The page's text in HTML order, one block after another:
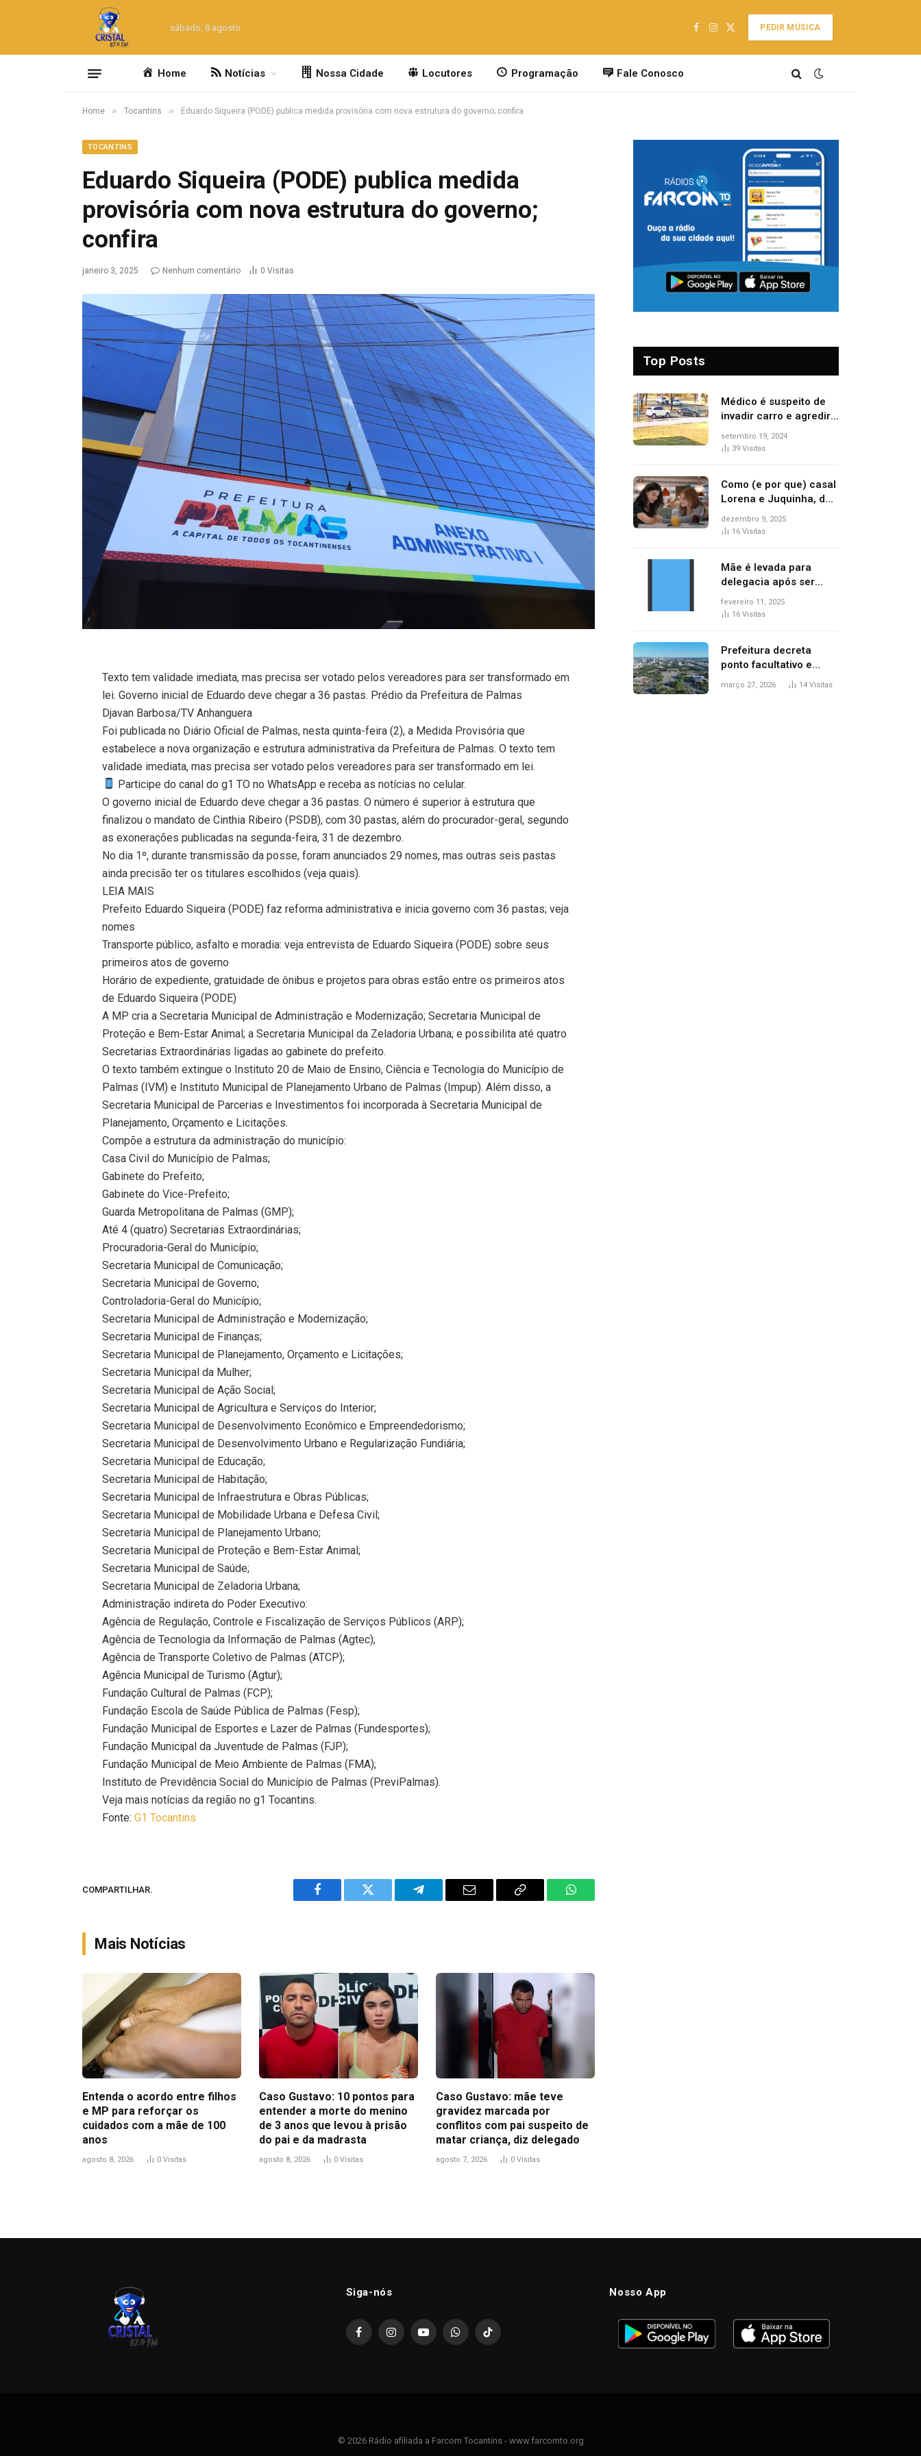
sábado, 8 agosto
Facebook
Instagram
X
PEDIR MÚSICA
Home Notícias Nossa Cidade Locutores Programação Fale Conosco
Home » Tocantins » Eduardo Siqueira (PODE) publica medida provisória com nova estrutura do governo; confira
TOCANTINS
Eduardo Siqueira (PODE) publica medida
provisória com nova estrutura do governo;
confira
janeiro 3, 2025 Nenhum comentário 0 Visitas
Texto tem validade imediata, mas precisa ser votado pelos vereadores para ser transformado em
lei. Governo inicial de Eduardo deve chegar a 36 pastas. Prédio da Prefeitura de Palmas
Djavan Barbosa/TV Anhanguera
Foi publicada no Diário Oficial de Palmas, nesta quinta-feira (2), a Medida Provisória que
estabelece a nova organização e estrutura administrativa da Prefeitura de Palmas. O texto tem
validade imediata, mas precisa ser votado pelos vereadores para ser transformado em lei.
Participe do canal do g1 TO no WhatsApp e receba as notícias no celular.
O governo inicial de Eduardo deve chegar a 36 pastas. O número é superior à estrutura que
finalizou o mandato de Cinthia Ribeiro (PSDB), com 30 pastas, além do procurador-geral, segundo
as exonerações publicadas na segunda-feira, 31 de dezembro.
No dia 1º, durante transmissão da posse, foram anunciados 29 nomes, mas outras seis pastas
ainda precisão ter os titulares escolhidos (veja quais).
LEIA MAIS
Prefeito Eduardo Siqueira (PODE) faz reforma administrativa e inicia governo com 36 pastas; veja
nomes
Transporte público, asfalto e moradia: veja entrevista de Eduardo Siqueira (PODE) sobre seus
primeiros atos de governo
Horário de expediente, gratuidade de ônibus e projetos para obras estão entre os primeiros atos
de Eduardo Siqueira (PODE)
A MP cria a Secretaria Municipal de Administração e Modernização; Secretaria Municipal de
Proteção e Bem-Estar Animal; a Secretaria Municipal da Zeladoria Urbana; e possibilita até quatro
Secretarias Extraordinárias ligadas ao gabinete do prefeito.
O texto também extingue o Instituto 20 de Maio de Ensino, Ciência e Tecnologia do Município de
Palmas (IVM) e Instituto Municipal de Planejamento Urbano de Palmas (Impup). Além disso, a
Secretaria Municipal de Parcerias e Investimentos foi incorporada à Secretaria Municipal de
Planejamento, Orçamento e Licitações.
Compõe a estrutura da administração do município:
Casa Civil do Município de Palmas;
Gabinete do Prefeito;
Gabinete do Vice-Prefeito;
Guarda Metropolitana de Palmas (GMP);
Até 4 (quatro) Secretarias Extraordinárias;
Procuradoria-Geral do Município;
Secretaria Municipal de Comunicação;
Secretaria Municipal de Governo;
Controladoria-Geral do Município;
Secretaria Municipal de Administração e Modernização;
Secretaria Municipal de Finanças;
Secretaria Municipal de Planejamento, Orçamento e Licitações;
Secretaria Municipal da Mulher;
Secretaria Municipal de Ação Social;
Secretaria Municipal de Agricultura e Serviços do Interior;
Secretaria Municipal de Desenvolvimento Econômico e Empreendedorismo;
Secretaria Municipal de Desenvolvimento Urbano e Regularização Fundiária;
Secretaria Municipal de Educação;
Secretaria Municipal de Habitação;
Secretaria Municipal de Infraestrutura e Obras Públicas;
Secretaria Municipal de Mobilidade Urbana e Defesa Civil;
Secretaria Municipal de Planejamento Urbano;
Secretaria Municipal de Proteção e Bem-Estar Animal;
Secretaria Municipal de Saúde;
Secretaria Municipal de Zeladoria Urbana;
Administração indireta do Poder Executivo:
Agência de Regulação, Controle e Fiscalização de Serviços Públicos (ARP);
Agência de Tecnologia da Informação de Palmas (Agtec);
Agência de Transporte Coletivo de Palmas (ATCP);
Agência Municipal de Turismo (Agtur);
Fundação Cultural de Palmas (FCP);
Fundação Escola de Saúde Pública de Palmas (Fesp);
Fundação Municipal de Esportes e Lazer de Palmas (Fundesportes);
Fundação Municipal da Juventude de Palmas (FJP);
Fundação Municipal de Meio Ambiente de Palmas (FMA);
Instituto de Previdência Social do Município de Palmas (PreviPalmas).
Veja mais notícias da região no g1 Tocantins.
Fonte:G1 Tocantins
COMPARTILHAR.
Facebook Twitter Telegram Email
Copy
WhatsApp
Mais Notícias
Entenda o acordo entre filhos
e MP para reforçar os
cuidados com a mãe de 100
anos
agosto 8, 2026 0 Visitas
Caso Gustavo: 10 pontos para
entender a morte do menino
de 3 anos que levou à prisão
do pai e da madrasta
agosto 8, 2026 0 Visitas
Caso Gustavo: mãe teve
gravidez marcada por
conflitos com pai suspeito de
matar criança, diz delegado
agosto 7, 2026 0 Visitas
Top Posts
Médico é suspeito de
invadir carro e agredir
delegado aposentado
durante confusão no
setembro 19, 2024
39 Visitas
Como (e por que) casal
Lorena e Juquinha, de
‘Três Graças’, ganhou
repercussão
dezembro 9, 2025
16 Visitas
Mãe é levada para
delegacia após ser
denunciada por maus-
tratos contra dois
fevereiro 11, 2025
16 Visitas
Prefeitura decreta
ponto facultativo e
servidores públicos
março 27, 2026 14 Visitas
Siga-nós
FacebookInstagramYouTubeWhatsAppTikTok
Nosso App
© 2026 Rádio afiliada a Farcom Tocantins - www.farcomto.org